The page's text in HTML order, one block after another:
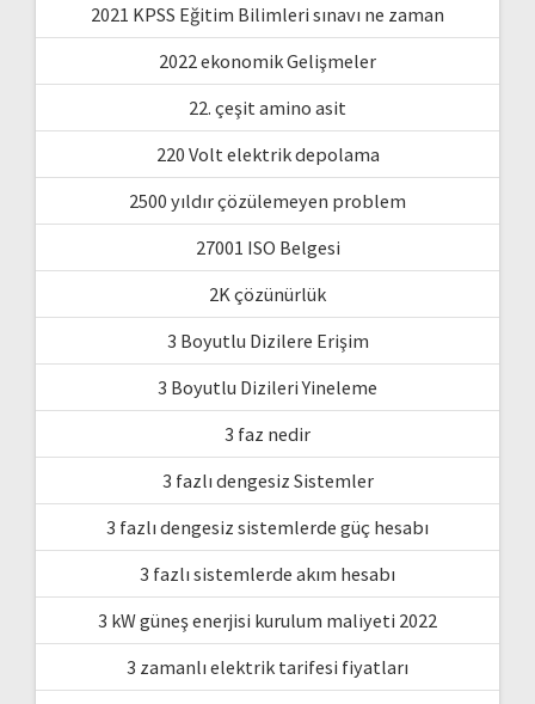
2021 KPSS Eğitim Bilimleri sınavı ne zaman
2022 ekonomik Gelişmeler
22. çeşit amino asit
220 Volt elektrik depolama
2500 yıldır çözülemeyen problem
27001 ISO Belgesi
2K çözünürlük
3 Boyutlu Dizilere Erişim
3 Boyutlu Dizileri Yineleme
3 faz nedir
3 fazlı dengesiz Sistemler
3 fazlı dengesiz sistemlerde güç hesabı
3 fazlı sistemlerde akım hesabı
3 kW güneş enerjisi kurulum maliyeti 2022
3 zamanlı elektrik tarifesi fiyatları